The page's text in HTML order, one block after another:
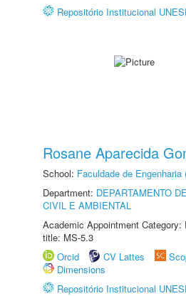
Repositório Institucional
Rosane Aparecida
School: Faculdade de
Department: DEPARTAMENTO
CIVIL E AMBIENTAL
Academic Appointment Category:
title: MS-5.3
Orcid
CV Lattes
Dimensions
Repositório Institucional